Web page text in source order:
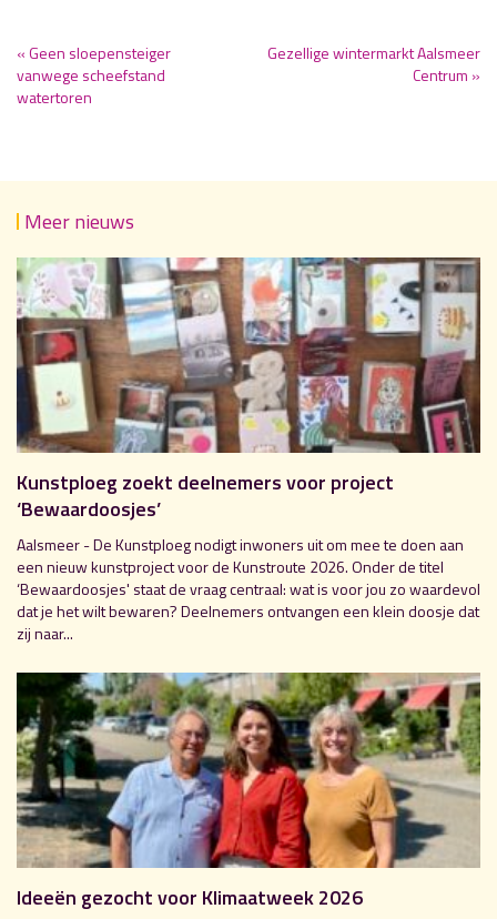
« Geen sloepensteiger
vanwege scheefstand
watertoren
Gezellige wintermarkt Aalsmeer
Centrum »
Meer nieuws
Kunstploeg zoekt deelnemers voor project
‘Bewaardoosjes’
Aalsmeer - De Kunstploeg nodigt inwoners uit om mee te doen aan
een nieuw kunstproject voor de Kunstroute 2026. Onder de titel
‘Bewaardoosjes' staat de vraag centraal: wat is voor jou zo waardevol
dat je het wilt bewaren? Deelnemers ontvangen een klein doosje dat
zij naar...
Ideeën gezocht voor Klimaatweek 2026